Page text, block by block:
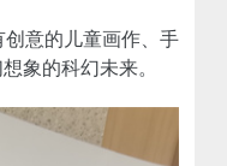
意的儿童画作、手
象的科幻未来。